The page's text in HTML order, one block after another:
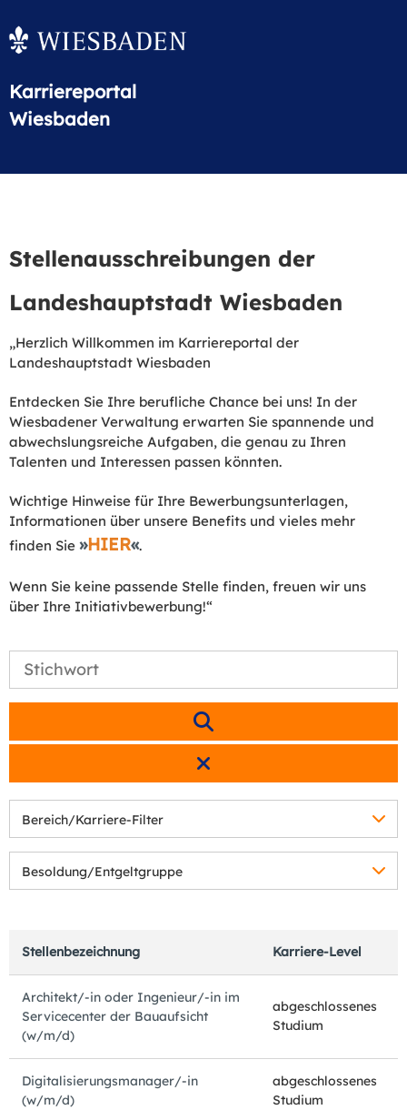
Karriereportal
Wiesbaden
Stellenausschreibungen der
Landeshauptstadt Wiesbaden
„Herzlich Willkommen im Karriereportal der
Landeshauptstadt Wiesbaden
Entdecken Sie Ihre berufliche Chance bei uns! In der
Wiesbadener Verwaltung erwarten Sie spannende und
abwechslungsreiche Aufgaben, die genau zu Ihren
Talenten und Interessen passen könnten.
Wichtige Hinweise für Ihre Bewerbungsunterlagen,
Informationen über unsere Benefits und vieles mehr
finden Sie
HIER .
Wenn Sie keine passende Stelle finden, freuen wir uns
über Ihre Initiativbewerbung!“
Bereich/Karriere-Filter
Besoldung/Entgeltgruppe
Stellenbezeichnung Karriere-Level
Architekt/-in oder Ingenieur/-in im
Servicecenter der Bauaufsicht
(w/m/d)
abgeschlossenes
Studium
Digitalisierungsmanager/-in
(w/m/d)
abgeschlossenes
Studium